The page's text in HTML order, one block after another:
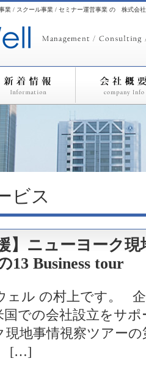
業 / スクール事業 / セミナー運営事業 の 株式会
ビス
】ニューヨーク
Business tour
ェル の村上です。
国での会社設立をサ
現地事情視察ツアー
[…]